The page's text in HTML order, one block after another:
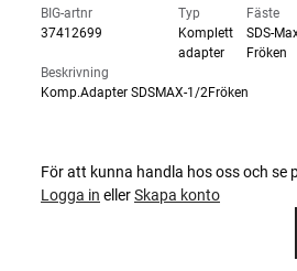
BIG-artnr
37412699
Typ
Komplett
adapter
Fäste
SDS-
Fröken
Beskrivning
Komp.Adapter SDSMAX-1/2Fröken
För att kunna handla hos oss och se
Logga in ellerSkapa konto